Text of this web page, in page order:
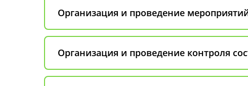
Организация и проведение
Организация и проведение контроля